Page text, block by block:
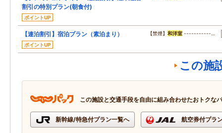
割引の特別プラン(朝食付)
ポイントUP
【連泊割引】宿泊プラン（素泊まり）
ポイントUP
【禁煙】 和洋室 -----------…
この施
この施設と交通手段を自由に組み合わせたおトクな
新幹線/特急付プラン一覧へ 航空券付プラ